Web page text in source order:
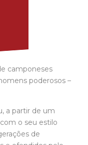
camponeses
poderosos –
a partir de um
o seu estilo
de
e ofendidos pelo
que lhes
da Revolução